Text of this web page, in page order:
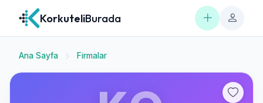
KorkuteliBurada
Ana Sayfa Firmalar